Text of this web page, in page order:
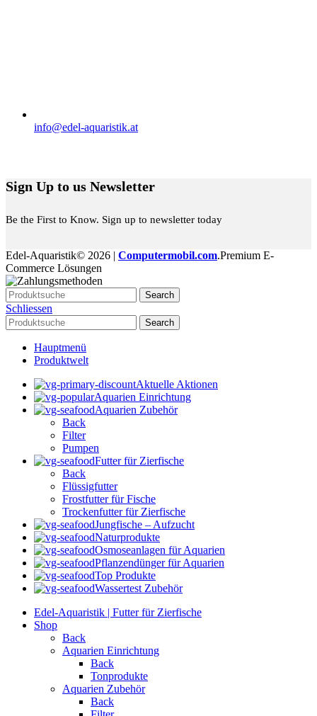
info@edel-aquaristik.at
Sign Up to us Newsletter
Be the First to Know. Sign up to newsletter today
Edel-Aquaristik© 2026 | Computermobil.com.Premium E-
Commerce Lösungen
Search
Schliessen
Search
Hauptmenü
Produktwelt
Aktuelle Aktionen
Aquarien Einrichtung
Aquarien Zubehör
Back
Filter
Pumpen
Futter für Zierfische
Back
Flüssigfutter
Frostfutter für Fische
Trockenfutter für Zierfische
Jungfische – Aufzucht
Naturprodukte
Osmoseanlagen für Aquarien
Pflanzendünger für Aquarien
Top Produkte
Wassertest Zubehör
Edel-Aquaristik | Futter für Zierfische
Shop
Back
Aquarien Einrichtung
Back
Tonprodukte
Aquarien Zubehör
Back